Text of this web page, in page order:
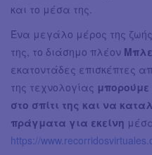
και το μέσα της.
Ένα μεγάλο μέρος της
της, το διάσημο πλέον Μπλε
εκατοντάδες επισκέπτες
της τεχνολογίας
στο σπίτι της και να
πράγματα για εκείνη
https://